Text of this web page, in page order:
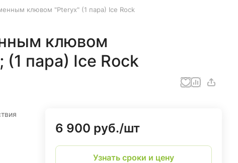
клювом "Pteryx" (1 пара) Ice Rock
клювом
пара) Ice Rock
6 900 руб./шт
Узнать сроки и цену